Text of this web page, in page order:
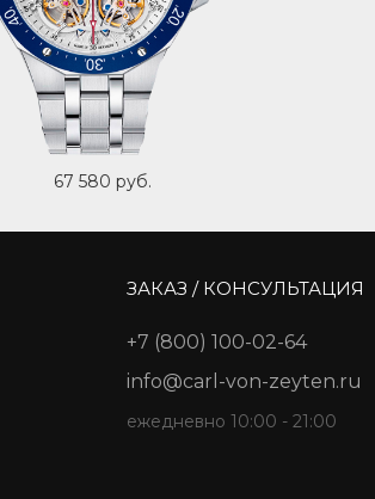
67 580 руб.
ЗАКАЗ / КОНСУЛЬТАЦИЯ
+7 (800) 100-02-64
info@carl-von-zeyten.ru
ежедневно 10:00 - 21:00